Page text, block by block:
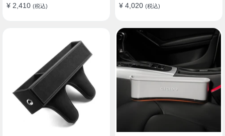
¥ 2,410 (税込) ¥ 4,020 (税込)